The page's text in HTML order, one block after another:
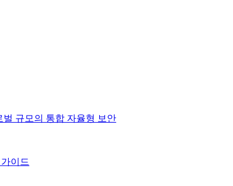
규모의 통합 자율형 보안
이드